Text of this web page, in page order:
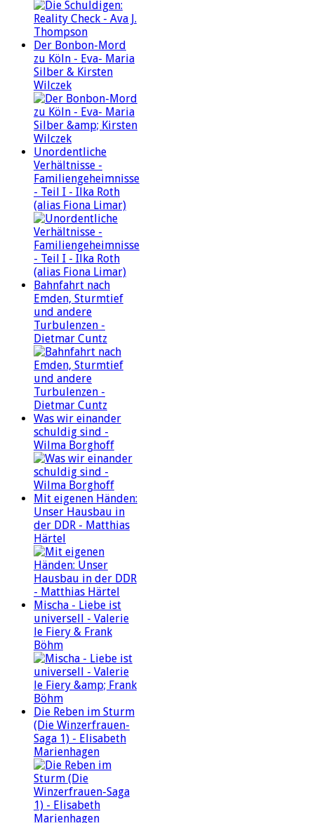
Der Bonbon-Mord
zu Köln - Eva- Maria
Silber & Kirsten
Wilczek
Unordentliche
Verhältnisse -
Familiengeheimnisse
- Teil I - Ilka Roth
(alias Fiona Limar)
Bahnfahrt nach
Emden, Sturmtief
und andere
Turbulenzen -
Dietmar Cuntz
Was wir einander
schuldig sind -
Wilma Borghoff
Mit eigenen Händen:
Unser Hausbau in
der DDR - Matthias
Härtel
Mischa - Liebe ist
universell - Valerie
le Fiery & Frank
Böhm
Die Reben im Sturm
(Die Winzerfrauen-
Saga 1) - Elisabeth
Marienhagen